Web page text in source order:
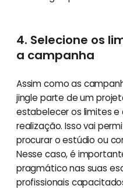
4. Selecione os
a campanha
Assim como as
jingle parte de um
estabelecer os limites
realização. Isso vai
procurar o estúdio ou
Nesse caso, é
pragmático nas suas
profissionais